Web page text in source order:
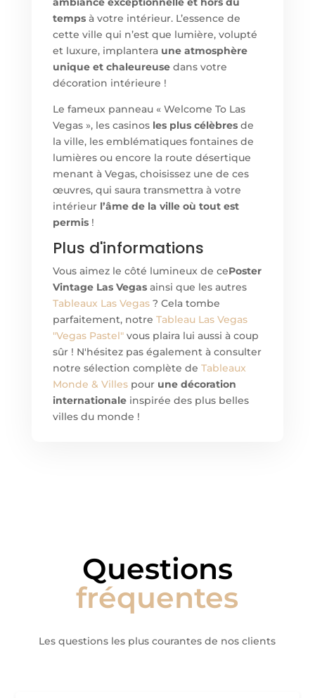
tempsà votre intérieur. L’essence de
cette ville qui n’est que lumière, volupté
et luxure, implantera une atmosphère
unique et chaleureusedans votre
décoration intérieure !
Le fameux panneau « Welcome To Las
Vegas », les casinos les plus célèbresde
la ville, les emblématiques fontaines de
lumières ou encore la route désertique
menant à Vegas, choisissez une de ces
œuvres, qui saura transmettra à votre
intérieur l’âme de la ville où tout est
permis!
Plus d'informations
Vous aimez le côté lumineux de cePoster
Vintage Las Vegasainsi que les autres
Tableaux Las Vegas? Cela tombe
parfaitement, notre Tableau Las Vegas
"Vegas Pastel"vous plaira lui aussi à coup
sûr ! N'hésitez pas également à consulter
notre sélection complète de Tableaux
Monde & Villespour une décoration
internationaleinspirée des plus belles
villes du monde !
Questions
fréquentes
Les questions les plus courantes de nos clients